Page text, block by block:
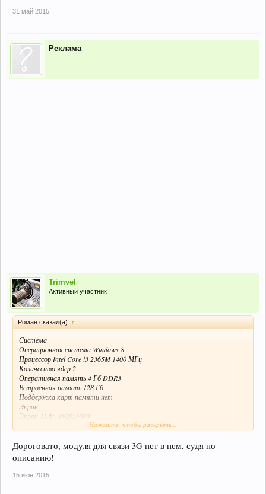
31 май 2015
Реклама
Trimvel
Активный участник
Роман сказал(а): ↑
Система
Операционная система Windows 8
Процессор Intel Core i3 2365M 1400 МГц
Количество ядер 2
Оперативная память 4 Гб DDR3
Встроенная память 128 Гб
Поддержка карт памяти нет
Экран
Экран 11.6;, 1920x1080
Широкоформатный экран да
Сенсорный экран емкостный, мультитач
Число пикселей на дюйм (PPI) 190
Видеопроцессор Intel HD Graphics 3000
Беспроводная связь
Нажмите, чтобы раскрыть...
Дороговато, модуля для связи 3G нет в нем, судя по
описанию!
15 июн 2015